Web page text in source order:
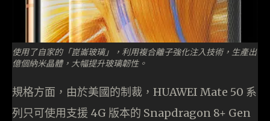
使用了自家的「崑崙玻璃」，利用複合離子強化注入技術，生產出
億個納米晶體，大幅提升玻璃韌性。
規格方面，由於美國的制裁，HUAWEI Mate 50 系
列只可使用支援 4G 版本的 Snapdragon 8+ Gen